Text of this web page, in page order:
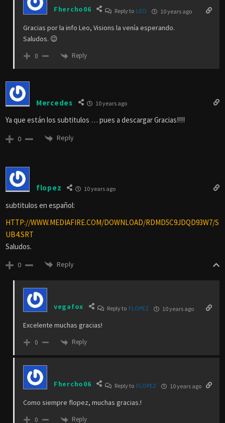
Fhercho06 Reply to LEO 10 years ago
Gracias por la info Leo, Visions la venía esperando.
Saludos. 😉
0 Reply
Mercedes 10 years ago
Ya que están los subtitulos … pues a descargar Gracias!!!!
0 Reply
flopez 10 years ago
subtitulos en español:
HTTP://WWW.MEDIAFIRE.COM/DOWNLOAD/RDMD5C9JDQD93W7/S
UB4.SRT
Saludos.
0 Reply
vegafox Reply to FLOPEZ 10 years ago
Excelente muchas gracias!
0 Reply
Fhercho06 Reply to FLOPEZ 10 years ago
Como siempre flopez, muchas gracias.!
0 Reply